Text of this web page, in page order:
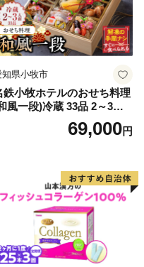
知県小牧市
鉄小牧ホテルのおせち料理
風一段)冷蔵 33品 2～3人
2027年【数量限定 お申込
限12/15】 解凍不要 ホテル
気 新春 迎春おせち 定番お
ち 本格おせち 和風おせち
起物おせち 12月31日 お届
お正月 お取り寄せ
69,000円